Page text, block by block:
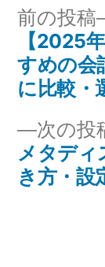
ー:
投
稿
ナ
ビ
ゲ
ー
次の投
メタディ
き方・設
前の投稿
【2025
すめの会
に比較・